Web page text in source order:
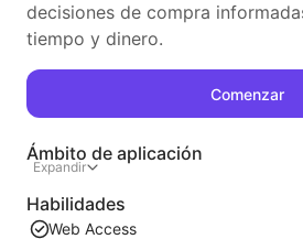
decisiones de compra
tiempo y dinero.
Comenzar
Ámbito de aplicación
Expandir
Habilidades
Web Access